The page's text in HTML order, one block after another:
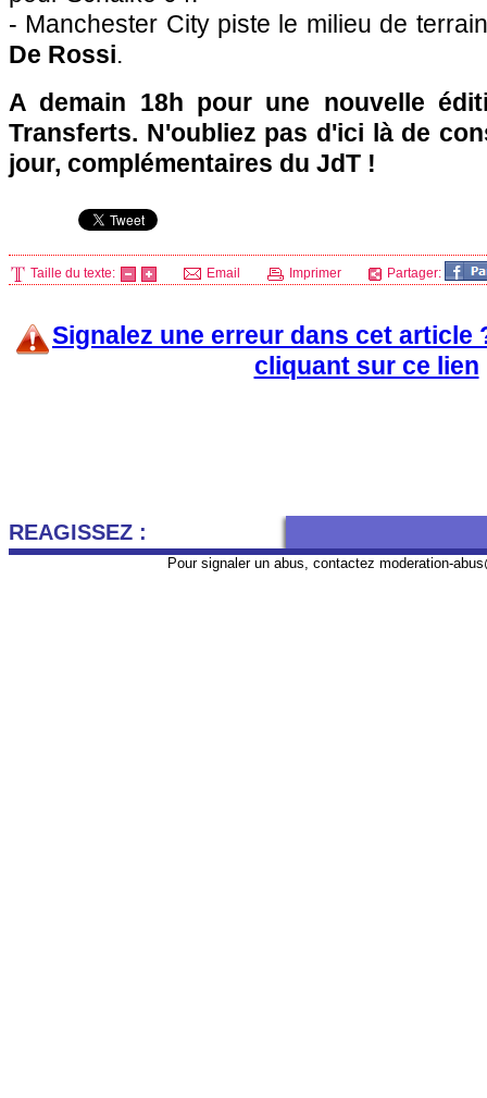
- Manchester City piste le milieu de
De Rossi.
A demain 18h pour une nouvelle
Transferts. N'oubliez pas d'ici là de
jour, complémentaires du JdT !
Taille du texte: Email Imprimer Partager:
Signalez une erreur dans cet article
cliquant sur ce lien
REAGISSEZ :
Pour signaler un abus, contactez moderation-